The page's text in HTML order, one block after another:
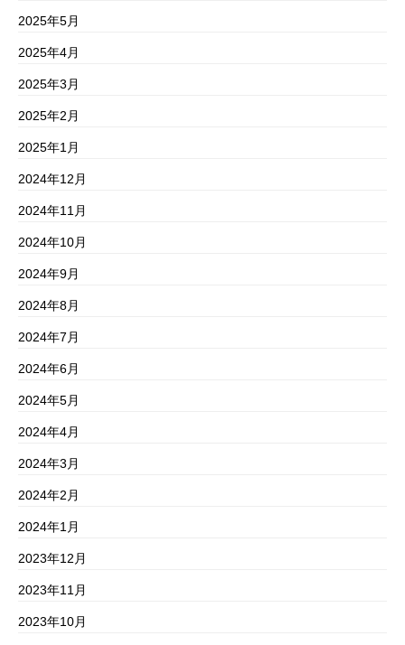
2025年5月
2025年4月
2025年3月
2025年2月
2025年1月
2024年12月
2024年11月
2024年10月
2024年9月
2024年8月
2024年7月
2024年6月
2024年5月
2024年4月
2024年3月
2024年2月
2024年1月
2023年12月
2023年11月
2023年10月